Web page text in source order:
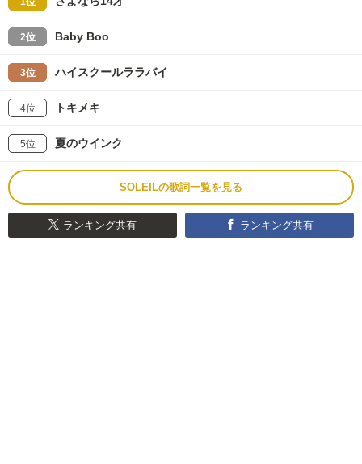
2位 Baby Boo
3位 ハイスクールララバイ
4位 トキメキ
5位 夏のウインク
SOLEILの歌詞一覧を見る
ランキング共有 ランキング共有